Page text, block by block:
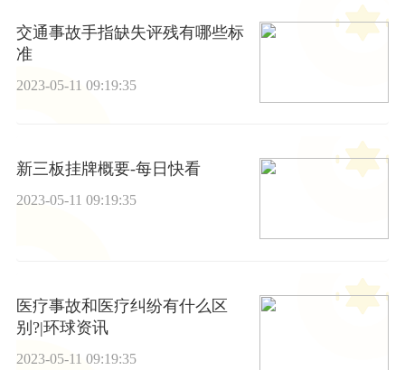
交通事故手指缺失评残有哪些标
准
2023-05-11 09:19:35
新三板挂牌概要-每日快看
2023-05-11 09:19:35
医疗事故和医疗纠纷有什么区
别?|环球资讯
2023-05-11 09:19:35